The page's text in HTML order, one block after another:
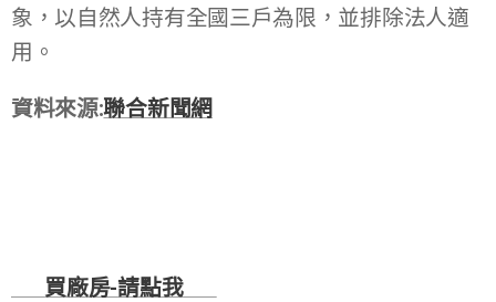
象，以自然人持有全國三戶為限，並排除法人適
用。
資料來源:聯合新聞網
買廠房-請點我